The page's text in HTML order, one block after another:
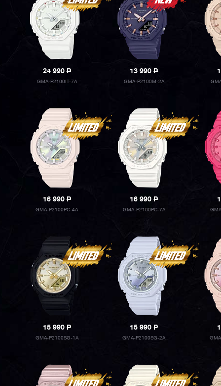
24 990P
GMA-P2100IT-7A
13 990P
GMA-P2100M-2A
16 990P
GMA-P2100PC-4A
16 990P
GMA-P2100PC-7A
15 990P
GMA-P2100SG-1A
15 990P
GMA-P2100SG-2A